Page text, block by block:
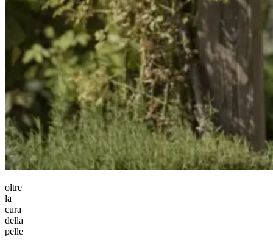
oltre
la
cura
della
pelle